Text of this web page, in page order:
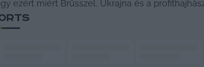
ezért miért Brüsszel, Ukrajna és a